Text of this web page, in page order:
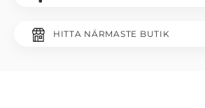
HITTA NÄRMASTE BUTIK